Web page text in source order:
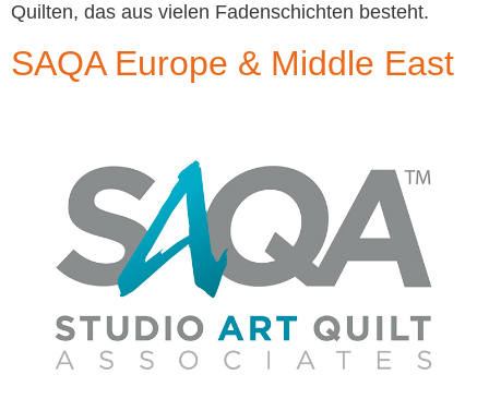
Quilten, das aus vielen Fadenschichten besteht.
SAQA Europe & Middle East